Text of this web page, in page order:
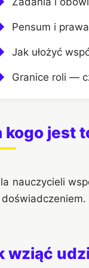
Pensum i
Jak ułożyć
Granice roli —
kogo jest
nauczycieli
doświadczeniem.
wziąć